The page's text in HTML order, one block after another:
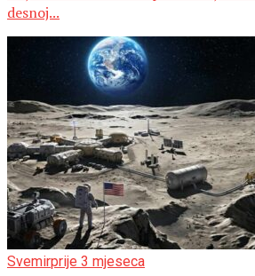
desnoj...
Svemirprije 3 mjeseca